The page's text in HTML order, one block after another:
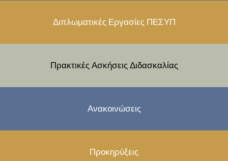
Διπλωματικές Εργασίες ΠΕΣΥΠ
Πρακτικές Ασκήσεις Διδασκαλίας
Ανακοινώσεις
Προκηρύξεις